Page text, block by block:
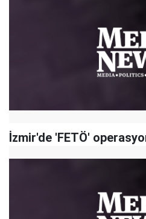
İzmir'de 'FETÖ'